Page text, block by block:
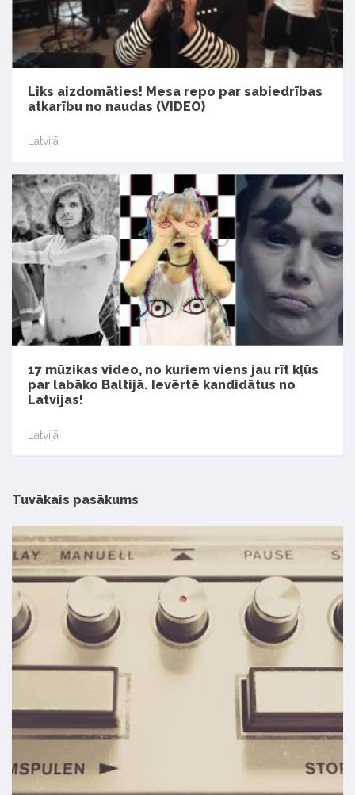
Liks aizdomāties! Mesa repo par sabiedrības
atkarību no naudas (VIDEO)
Latvijā
17 mūzikas video, no kuriem viens jau rīt kļūs
par labāko Baltijā. Ievērtē kandidātus no
Latvijas!
Latvijā
Tuvākais pasākums